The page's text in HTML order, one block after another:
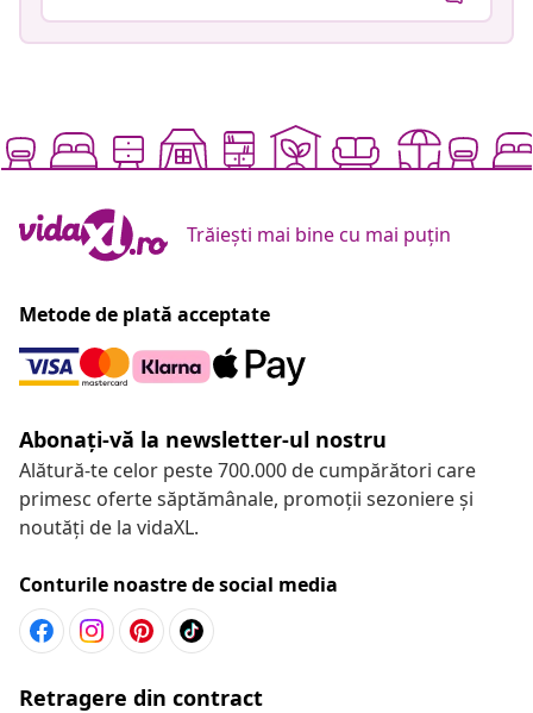
Trăiești mai bine cu mai puțin
Metode de plată acceptate
Abonați-vă la newsletter-ul nostru
Alătură-te celor peste 700.000 de cumpărători care
primesc oferte săptămânale, promoții sezoniere și
noutăți de la vidaXL.
Conturile noastre de social media
Retragere din contract